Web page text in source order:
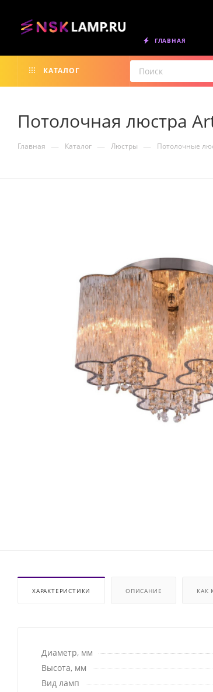
ГЛАВНАЯ
КАТАЛОГ
Потолочная люстра
Главная — Каталог — Люстры — Потолочные
ХАРАКТЕРИСТИКИ ОПИСАНИЕ КАК
Диаметр, мм
Высота, мм
Вид ламп